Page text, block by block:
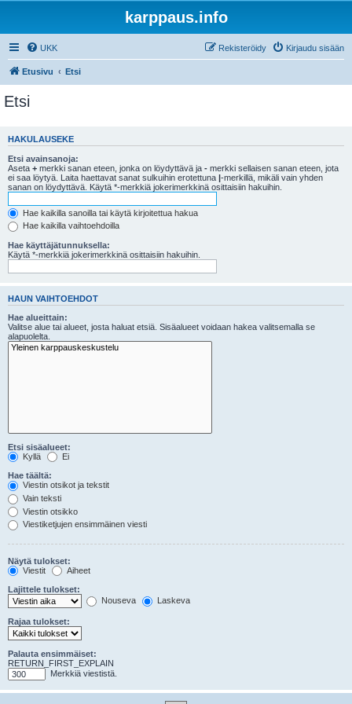
karppaus.info
UKK Kirjaudu sisään
Rekisteröidy
Etusivu Etsi
Etsi
HAKULAUSEKE
Etsi avainsanoja:
Aseta + merkki sanan eteen, jonka on löydyttävä ja - merkki sellaisen sanan eteen, jota
ei saa löytyä. Laita haettavat sanat sulkuihin erotettuna |-merkillä, mikäli vain yhden
sanan on löydyttävä. Käytä *-merkkiä jokerimerkkinä osittaisiin hakuihin.
Hae kaikilla sanoilla tai käytä kirjoitettua hakua
Hae kaikilla vaihtoehdoilla
Hae käyttäjätunnuksella:
Käytä *-merkkiä jokerimerkkinä osittaisiin hakuihin.
HAUN VAIHTOEHDOT
Hae alueittain:
Valitse alue tai alueet, josta haluat etsiä. Sisäalueet voidaan hakea valitsemalla se
alapuolelta.
Etsi sisäalueet:
Kyllä
Ei
Hae täältä:
Viestin otsikot ja tekstit
Vain teksti
Viestin otsikko
Viestiketjujen ensimmäinen viesti
Näytä tulokset:
Viestit
Aiheet
Lajittele tulokset:
Nouseva
Laskeva
Rajaa tulokset:
Palauta ensimmäiset:
RETURN_FIRST_EXPLAIN
Merkkiä viestistä.